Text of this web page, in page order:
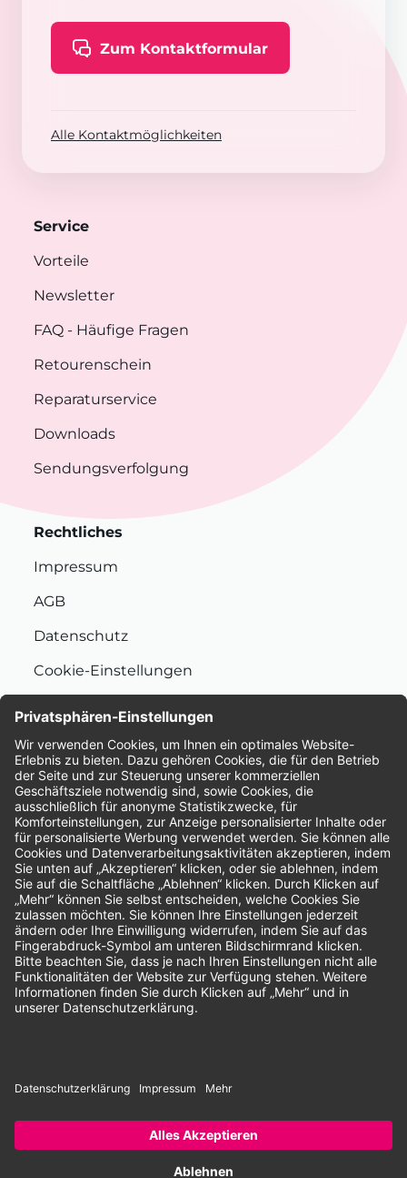
Zum Kontaktformular
Alle Kontaktmöglichkeiten
Service
Vorteile
Newsletter
FAQ - Häufige Fragen
Retourenschein
Reparaturservice
Downloads
Sendungsverfolgung
Rechtliches
Impressum
AGB
Datenschutz
Cookie-Einstellungen
Bewertungen
Unsere Zahlungsarten:
Rechnung SEPA-Lastschrift Vorkasse